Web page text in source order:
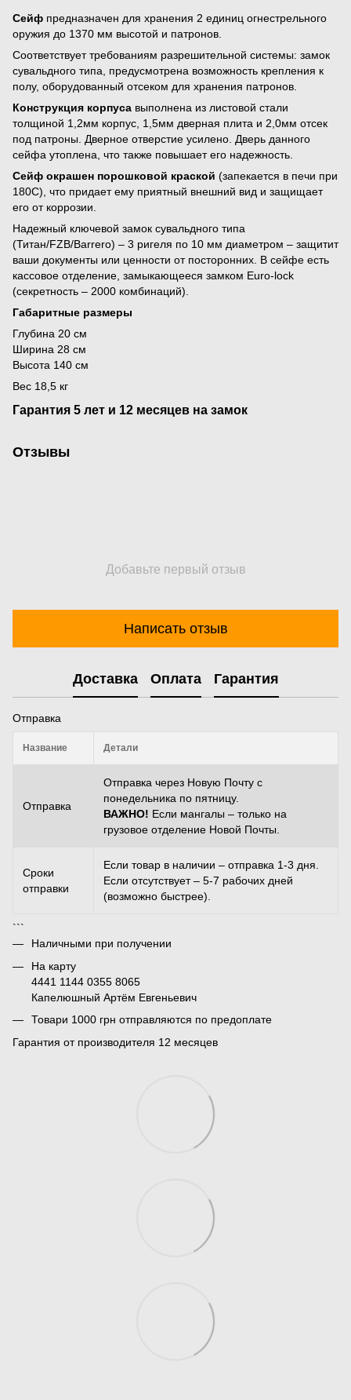
Сейф предназначен для хранения 2 единиц огнестрельного
оружия до 1370 мм высотой и патронов.
Соответствует требованиям разрешительной системы: замок
сувальдного типа, предусмотрена возможность крепления к
полу, оборудованный отсеком для хранения патронов.
Конструкция корпуса выполнена из листовой стали
толщиной 1,2мм корпус, 1,5мм дверная плита и 2,0мм отсек
под патроны. Дверное отверстие усилено. Дверь данного
сейфа утоплена, что также повышает его надежность.
Сейф окрашен порошковой краской (запекается в печи при
180С), что придает ему приятный внешний вид и защищает
его от коррозии.
Надежный ключевой замок сувальдного типа
(Титан/FZB/Barrero) – 3 ригеля по 10 мм диаметром – защитит
ваши документы или ценности от посторонних. В сейфе есть
кассовое отделение, замыкающееся замком Euro-lock
(секретность – 2000 комбинаций).
Габаритные размеры
Глубина 20 см
Ширина 28 см
Высота 140 см
Вес 18,5 кг
Гарантия 5 лет и 12 месяцев на замок
Отзывы
Добавьте первый отзыв
Написать отзыв
Доставка Оплата Гарантия
Отправка
Название Детали
Отправка
Отправка через Новую Почту с
понедельника по пятницу.
ВАЖНО! Если мангалы – только на
грузовое отделение Новой Почты.
Сроки
отправки
Если товар в наличии – отправка 1-3 дня.
Если отсутствует – 5-7 рабочих дней
(возможно быстрее).
```
Наличными при получении
На карту
4441 1144 0355 8065
Капелюшный Артём Евгеньевич
Товари 1000 грн отправляются по предоплате
Гарантия от производителя 12 месяцев